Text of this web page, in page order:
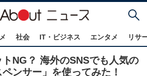
社会 IT・ビジネス エンタメ リサ
NG？ 海外のSNSでも人気の
ペンサー」を使ってみた！